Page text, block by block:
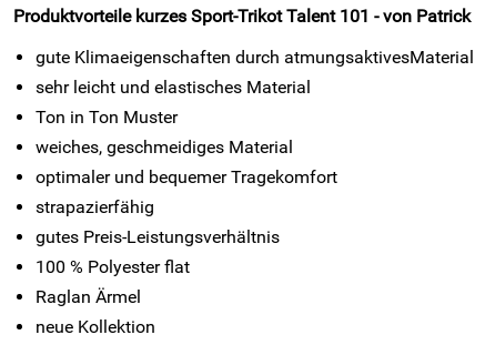
Produktvorteile kurzes Sport-Trikot Talent 101 -von Patrick
gute Klimaeigenschaften durch atmungsaktivesMaterial
sehr leicht und elastisches Material
Ton in Ton Muster
weiches, geschmeidiges Material
optimaler und bequemer Tragekomfort
strapazierfähig
gutes Preis-Leistungsverhältnis
100 % Polyester flat
Raglan Ärmel
neue Kollektion